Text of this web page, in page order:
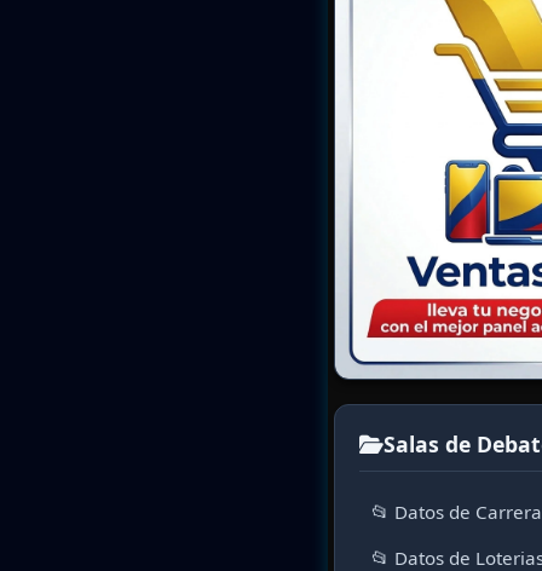
Salas de
📂 Datos de
📂 Datos de